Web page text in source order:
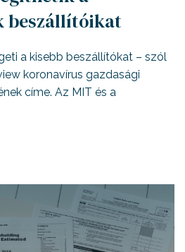
beszállítóikat
a kisebb beszállítókat – szól
koronavírus gazdasági
címe. Az MIT és a